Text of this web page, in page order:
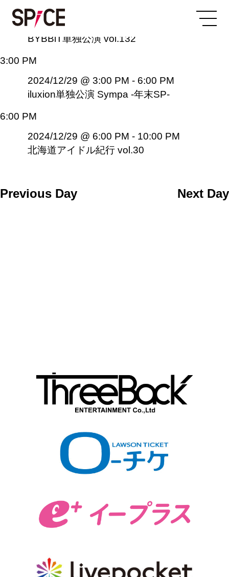
2024/12/29 @ 12:00 PM
BYBBiT単独公演 vol.132
3:00 PM
2024/12/29 @ 3:00 PM - 6:00 PM
iluxion単独公演 Sympa -年末SP-
6:00 PM
2024/12/29 @ 6:00 PM - 10:00 PM
北海道アイドル紀行 vol.30
Previous Day Next Day